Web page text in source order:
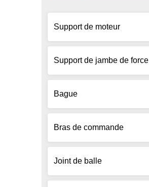
Support de moteur
Support de jambe de force
Bague
Bras de commande
Joint de balle